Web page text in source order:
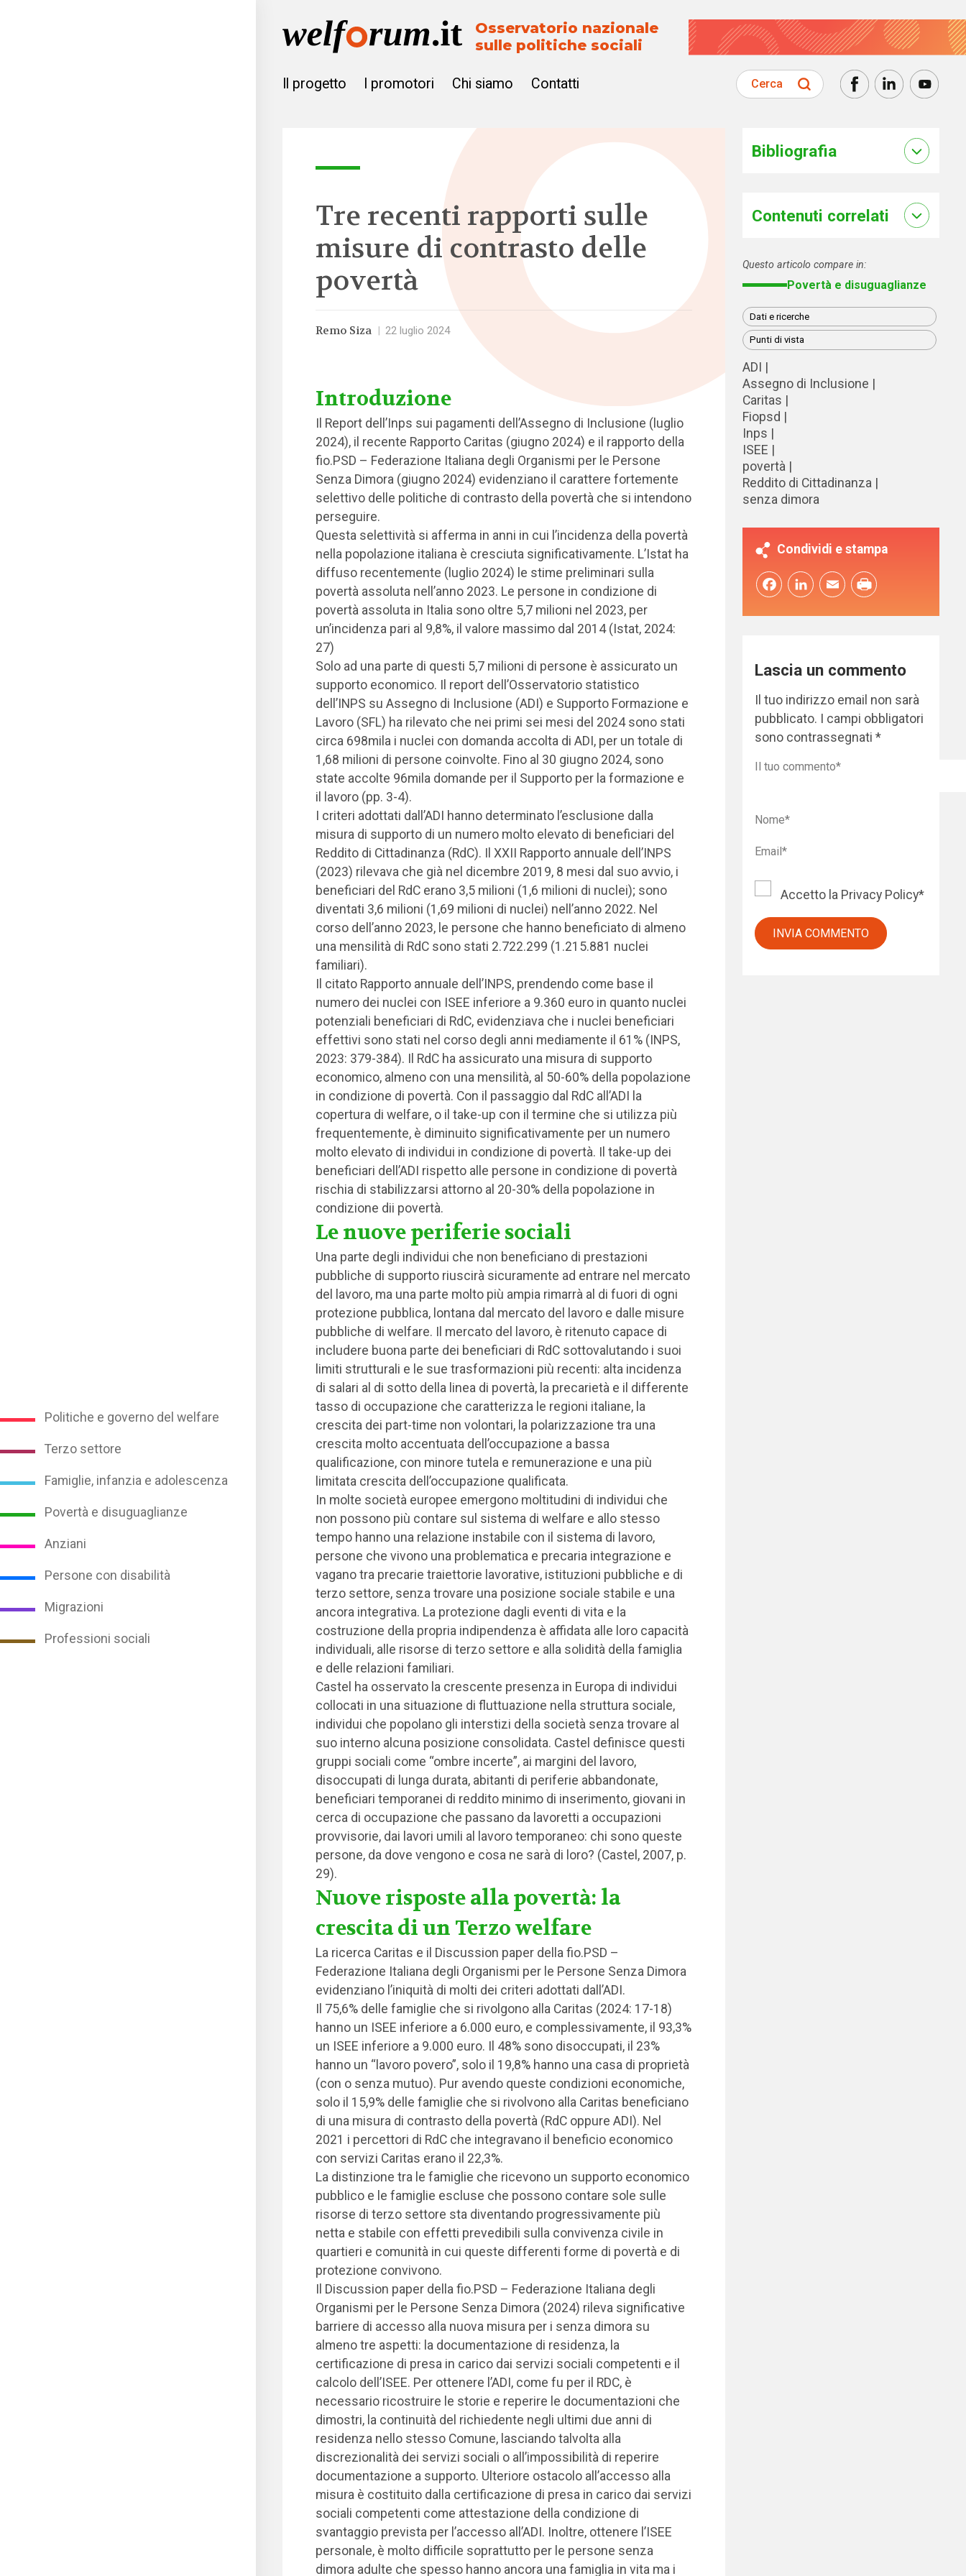
Politiche e governo del welfare
Terzo settore
Famiglie, infanzia e adolescenza
Povertà e disuguaglianze
Anziani
Persone con disabilità
Migrazioni
Professioni sociali
Osservatorio nazionale
sulle politiche sociali
Il progetto I promotori Chi siamo Contatti Cerca
Tre recenti rapporti sulle
misure di contrasto delle
povertà
Remo Siza 22 luglio 2024
Introduzione
Il Report dell’Inps sui pagamenti dell’Assegno di Inclusione (luglio
2024), il recente Rapporto Caritas (giugno 2024) e il rapporto della
fio.PSD – Federazione Italiana degli Organismi per le Persone
Senza Dimora (giugno 2024) evidenziano il carattere fortemente
selettivo delle politiche di contrasto della povertà che si intendono
perseguire.
Questa selettività si afferma in anni in cui l’incidenza della povertà
nella popolazione italiana è cresciuta significativamente. L’Istat ha
diffuso recentemente (luglio 2024) le stime preliminari sulla
povertà assoluta nell’anno 2023. Le persone in condizione di
povertà assoluta in Italia sono oltre 5,7 milioni nel 2023, per
un’incidenza pari al 9,8%, il valore massimo dal 2014 (Istat, 2024:
27)
Solo ad una parte di questi 5,7 milioni di persone è assicurato un
supporto economico. Il report dell’Osservatorio statistico
dell’INPS su Assegno di Inclusione (ADI) e Supporto Formazione e
Lavoro (SFL) ha rilevato che nei primi sei mesi del 2024 sono stati
circa 698mila i nuclei con domanda accolta di ADI, per un totale di
1,68 milioni di persone coinvolte. Fino al 30 giugno 2024, sono
state accolte 96mila domande per il Supporto per la formazione e
il lavoro (pp. 3-4).
I criteri adottati dall’ADI hanno determinato l’esclusione dalla
misura di supporto di un numero molto elevato di beneficiari del
Reddito di Cittadinanza (RdC). Il XXII Rapporto annuale dell’INPS
(2023) rilevava che già nel dicembre 2019, 8 mesi dal suo avvio, i
beneficiari del RdC erano 3,5 milioni (1,6 milioni di nuclei); sono
diventati 3,6 milioni (1,69 milioni di nuclei) nell’anno 2022. Nel
corso dell’anno 2023, le persone che hanno beneficiato di almeno
una mensilità di RdC sono stati 2.722.299 (1.215.881 nuclei
familiari).
Il citato Rapporto annuale dell’INPS, prendendo come base il
numero dei nuclei con ISEE inferiore a 9.360 euro in quanto nuclei
potenziali beneficiari di RdC, evidenziava che i nuclei beneficiari
effettivi sono stati nel corso degli anni mediamente il 61% (INPS,
2023: 379-384). Il RdC ha assicurato una misura di supporto
economico, almeno con una mensilità, al 50-60% della popolazione
in condizione di povertà. Con il passaggio dal RdC all’ADI la
copertura di welfare, o il take-up con il termine che si utilizza più
frequentemente, è diminuito significativamente per un numero
molto elevato di individui in condizione di povertà. Il take-up dei
beneficiari dell’ADI rispetto alle persone in condizione di povertà
rischia di stabilizzarsi attorno al 20-30% della popolazione in
condizione dii povertà.
Le nuove periferie sociali
Una parte degli individui che non beneficiano di prestazioni
pubbliche di supporto riuscirà sicuramente ad entrare nel mercato
del lavoro, ma una parte molto più ampia rimarrà al di fuori di ogni
protezione pubblica, lontana dal mercato del lavoro e dalle misure
pubbliche di welfare. Il mercato del lavoro, è ritenuto capace di
includere buona parte dei beneficiari di RdC sottovalutando i suoi
limiti strutturali e le sue trasformazioni più recenti: alta incidenza
di salari al di sotto della linea di povertà, la precarietà e il differente
tasso di occupazione che caratterizza le regioni italiane, la
crescita dei part-time non volontari, la polarizzazione tra una
crescita molto accentuata dell’occupazione a bassa
qualificazione, con minore tutela e remunerazione e una più
limitata crescita dell’occupazione qualificata.
In molte società europee emergono moltitudini di individui che
non possono più contare sul sistema di welfare e allo stesso
tempo hanno una relazione instabile con il sistema di lavoro,
persone che vivono una problematica e precaria integrazione e
vagano tra precarie traiettorie lavorative, istituzioni pubbliche e di
terzo settore, senza trovare una posizione sociale stabile e una
ancora integrativa. La protezione dagli eventi di vita e la
costruzione della propria indipendenza è affidata alle loro capacità
individuali, alle risorse di terzo settore e alla solidità della famiglia
e delle relazioni familiari.
Castel ha osservato la crescente presenza in Europa di individui
collocati in una situazione di fluttuazione nella struttura sociale,
individui che popolano gli interstizi della società senza trovare al
suo interno alcuna posizione consolidata. Castel definisce questi
gruppi sociali come “ombre incerte”, ai margini del lavoro,
disoccupati di lunga durata, abitanti di periferie abbandonate,
beneficiari temporanei di reddito minimo di inserimento, giovani in
cerca di occupazione che passano da lavoretti a occupazioni
provvisorie, dai lavori umili al lavoro temporaneo: chi sono queste
persone, da dove vengono e cosa ne sarà di loro? (Castel, 2007, p.
29).
Nuove risposte alla povertà: la
crescita di un Terzo welfare
La ricerca Caritas e il Discussion paper della fio.PSD –
Federazione Italiana degli Organismi per le Persone Senza Dimora
evidenziano l’iniquità di molti dei criteri adottati dall’ADI.
Il 75,6% delle famiglie che si rivolgono alla Caritas (2024: 17-18)
hanno un ISEE inferiore a 6.000 euro, e complessivamente, il 93,3%
un ISEE inferiore a 9.000 euro. Il 48% sono disoccupati, il 23%
hanno un “lavoro povero”, solo il 19,8% hanno una casa di proprietà
(con o senza mutuo). Pur avendo queste condizioni economiche,
solo il 15,9% delle famiglie che si rivolvono alla Caritas beneficiano
di una misura di contrasto della povertà (RdC oppure ADI). Nel
2021 i percettori di RdC che integravano il beneficio economico
con servizi Caritas erano il 22,3%.
La distinzione tra le famiglie che ricevono un supporto economico
pubblico e le famiglie escluse che possono contare sole sulle
risorse di terzo settore sta diventando progressivamente più
netta e stabile con effetti prevedibili sulla convivenza civile in
quartieri e comunità in cui queste differenti forme di povertà e di
protezione convivono.
Il Discussion paper della fio.PSD – Federazione Italiana degli
Organismi per le Persone Senza Dimora (2024) rileva significative
barriere di accesso alla nuova misura per i senza dimora su
almeno tre aspetti: la documentazione di residenza, la
certificazione di presa in carico dai servizi sociali competenti e il
calcolo dell’ISEE. Per ottenere l’ADI, come fu per il RDC, è
necessario ricostruire le storie e reperire le documentazioni che
dimostri, la continuità del richiedente negli ultimi due anni di
residenza nello stesso Comune, lasciando talvolta alla
discrezionalità dei servizi sociali o all’impossibilità di reperire
documentazione a supporto. Ulteriore ostacolo all’accesso alla
misura è costituito dalla certificazione di presa in carico dai servizi
sociali competenti come attestazione della condizione di
svantaggio prevista per l’accesso all’ADI. Inoltre, ottenere l’ISEE
personale, è molto difficile soprattutto per le persone senza
dimora adulte che spesso hanno ancora una famiglia in vita ma i
Bibliografia
Contenuti correlati
Questo articolo compare in:
Povertà e disuguaglianze
Dati e ricerche
Punti di vista
ADI
Assegno di Inclusione
Caritas
Fiopsd
Inps
ISEE
povertà
Reddito di Cittadinanza
senza dimora
Condividi e stampa
FacebookLinkedInEmail
Lascia un commento
Il tuo indirizzo email non sarà
pubblicato.
I campi obbligatori
sono contrassegnati*
Accetto la Privacy Policy*